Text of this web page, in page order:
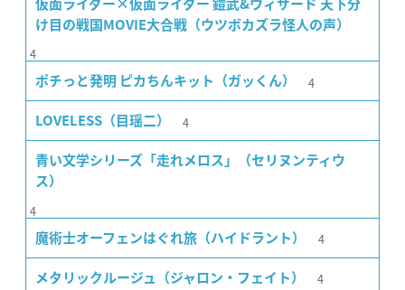
仮面ライダー×仮面ライダー 鎧武&ウィザード 天下分
け目の戦国MOVIE大合戦（ウツボカズラ怪人の声）
4
ポチっと発明 ピカちんキット（ガッくん） 4
LOVELESS（目瑶二） 4
青い文学シリーズ「走れメロス」（セリヌンティウ
ス）
4
魔術士オーフェンはぐれ旅（ハイドラント） 4
メタリックルージュ（ジャロン・フェイト） 4